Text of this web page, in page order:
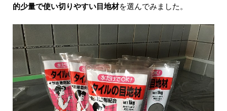
的少量で使い切りやすい目地材を選んでみました。